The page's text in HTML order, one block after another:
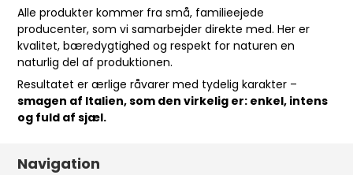
Alle produkter kommer fra små, familieejede
producenter, som vi samarbejder direkte med. Her er
kvalitet, bæredygtighed og respekt for naturen en
naturlig del af produktionen.
Resultatet er ærlige råvarer med tydelig karakter –
smagen af Italien, som den virkelig er: enkel, intens
og fuld af sjæl.
Navigation